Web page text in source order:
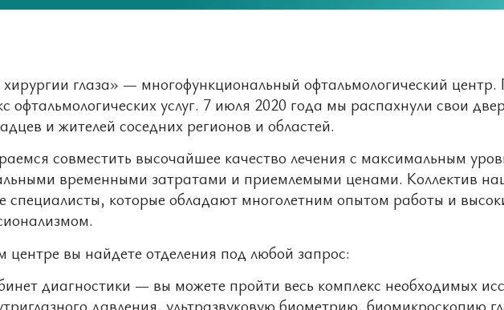
глаза» — многофункциональный офтальмологический
офтальмологических услуг. 7 июля 2020 года мы распахнули свои
и жителей соседних регионов и областей.
совместить высочайшее качество лечения с максимальным
временными затратами и приемлемыми ценами. Коллектив
специалисты, которые обладают многолетним опытом работы и
центре вы найдете отделения под любой запрос:
диагностики — вы можете пройти весь комплекс необходимых